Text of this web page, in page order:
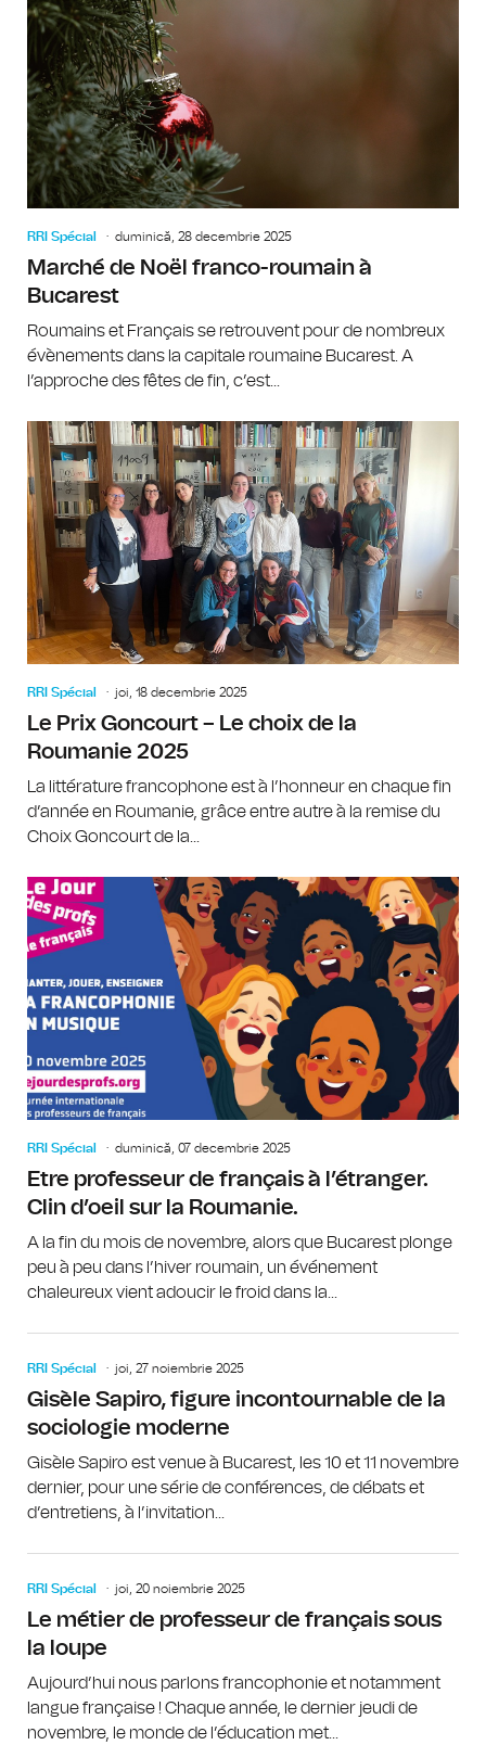
RRI Spécial duminică, 28 decembrie 2025
Marché de Noël franco-roumain à
Bucarest
Roumains et Français se retrouvent pour de nombreux
évènements dans la capitale roumaine Bucarest. A
l’approche des fêtes de fin, c’est...
RRI Spécial joi, 18 decembrie 2025
Le Prix Goncourt – Le choix de la
Roumanie 2025
La littérature francophone est à l’honneur en chaque fin
d’année en Roumanie, grâce entre autre à la remise du
Choix Goncourt de la...
RRI Spécial duminică, 07 decembrie 2025
Etre professeur de français à l’étranger.
Clin d’oeil sur la Roumanie.
A la fin du mois de novembre, alors que Bucarest plonge
peu à peu dans l’hiver roumain, un événement
chaleureux vient adoucir le froid dans la...
RRI Spécial joi, 27 noiembrie 2025
Gisèle Sapiro, figure incontournable de la
sociologie moderne
Gisèle Sapiro est venue à Bucarest, les 10 et 11 novembre
dernier, pour une série de conférences, de débats et
d’entretiens, à l’invitation...
RRI Spécial joi, 20 noiembrie 2025
Le métier de professeur de français sous
la loupe
Aujourd’hui nous parlons francophonie et notamment
langue française ! Chaque année, le dernier jeudi de
novembre, le monde de l’éducation met...